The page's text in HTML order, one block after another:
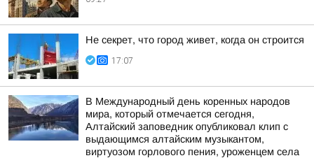
Не секрет, что город живет, когда он строится
17:07
В Международный день коренных народов
мира, который отмечается сегодня,
Алтайский заповедник опубликовал клип с
выдающимся алтайским музыкантом,
виртуозом горлового пения, уроженцем села